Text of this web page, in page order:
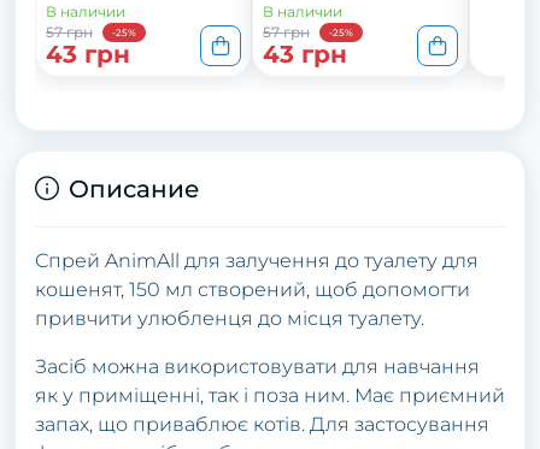
В наличии
57 грн
-25%
43 грн
В наличии
57 грн
-25%
43 грн
Описание
Спрей AnimAll для залучення до туалету для
кошенят, 150 мл створений, щоб допомогти
привчити улюбленця до місця туалету.
Засіб можна використовувати для навчання
як у приміщенні, так і поза ним. Має приємний
запах, що приваблює котів. Для застосування